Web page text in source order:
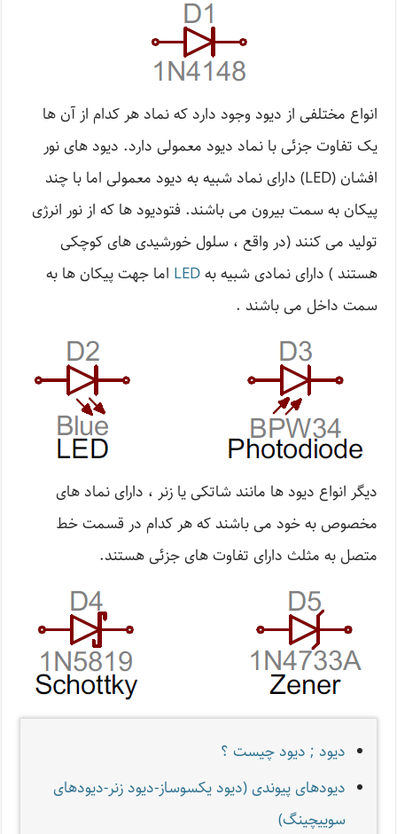
انواع مختلفی از دیود وجود دارد که نماد هر کدام از آن ها
یک تفاوت جزئی با نماد دیود معمولی دارد. دیود های نور
افشان (LED) دارای نماد شبیه به دیود معمولی اما با چند
پیکان به سمت بیرون می باشند. فتودیود ها که از نور انرژی
تولید می کنند (در واقع ، سلول خورشیدی های کوچکی
هستند ) دارای نمادی شبیه بهLED اما جهت پیکان ها به
سمت داخل می باشند .
دیگر انواع دیود ها مانند شاتکی یا زنر ، دارای نماد های
مخصوص به خود می باشند که هر کدام در قسمت خط
متصل به مثلث دارای تفاوت های جزئی هستند.
دیود ; دیود چیست ؟
دیودهای پیوندی (دیود یکسوساز-دیود زنر-دیودهای
سوییچینگ)